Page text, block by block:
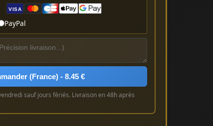
VISA
PayPal
(France) - 8.45 €
sauf jours fériés. Livraison en 48h après